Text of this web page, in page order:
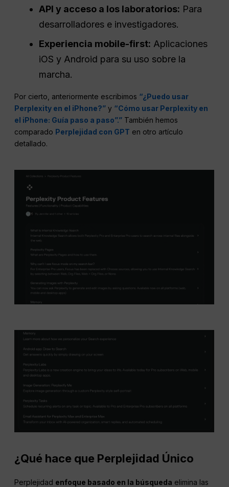
API y acceso a los laboratorios: Para
desarrolladores e investigadores.
Experiencia mobile-first: Aplicaciones
iOS y Android para su uso sobre la
marcha.
Por cierto, anteriormente escribimos “¿Puedo usar
Perplexity en el iPhone?” y “Cómo usar Perplexity en
el iPhone: Guía paso a paso”.” También hemos
comparado Perplejidad con GPT en otro artículo
detallado.
¿Qué hace que Perplejidad Único
Perplejidad enfoque basado en la búsqueda elimina las